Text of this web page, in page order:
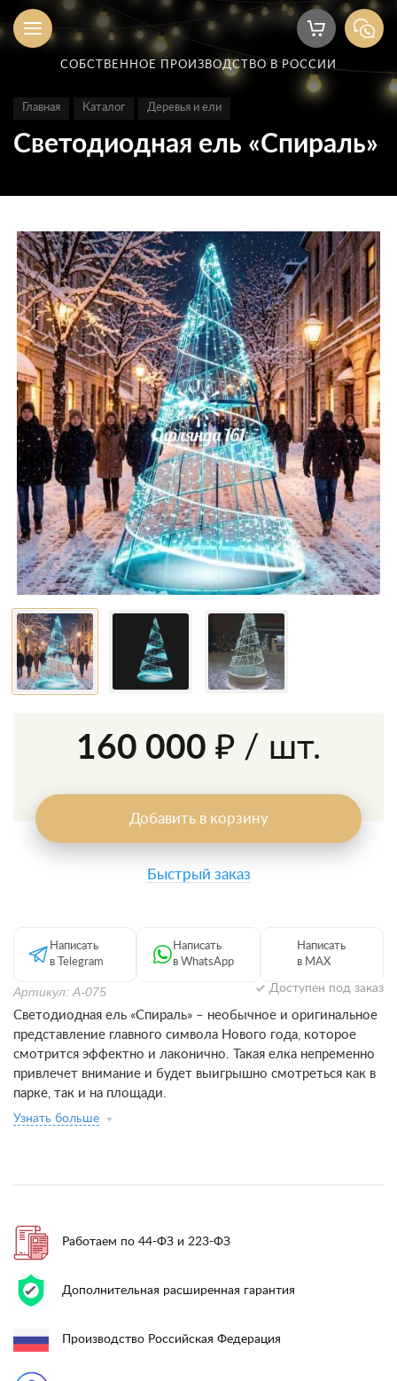
СОБСТВЕННОЕ ПРОИЗВОДСТВО В РОССИИ
Главная Каталог Деревья и ели
Светодиодная ель «Спираль»
Артикул: А-075 Доступен под заказ
Светодиодная ель «Спираль» – необычное и оригинальное
представление главного символа Нового года, которое
смотрится эффектно и лаконично. Такая елка непременно
привлечет внимание и будет выигрышно смотреться как в
парке, так и на площади.
Узнать больше
160 000 ₽ / шт.
Добавить в корзину
Быстрый заказ
Написать
в Telegram
Написать
в WhatsApp
Написать
в MAX
Работаем по 44-ФЗ и 223-ФЗ
Дополнительная расширенная гарантия
Производство Российская Федерация